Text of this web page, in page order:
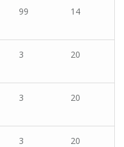
99 14
3 20
3 20
3 20